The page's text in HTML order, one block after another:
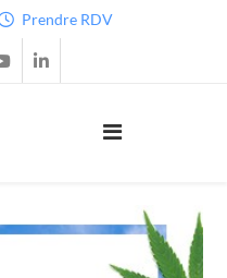
Prendre RDV